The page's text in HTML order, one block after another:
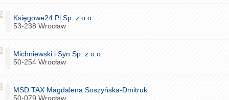
Księgowe24.Pl Sp. z o.o.
53-238 Wrocław
Michniewski i Syn Sp. z o.o.
50-254 Wrocław
MSD TAX Magdalena Soszyńska-Dmitruk
50-079 Wrocław